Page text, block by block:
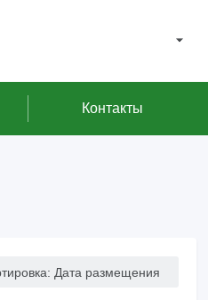
Контакты
: Дата размещения